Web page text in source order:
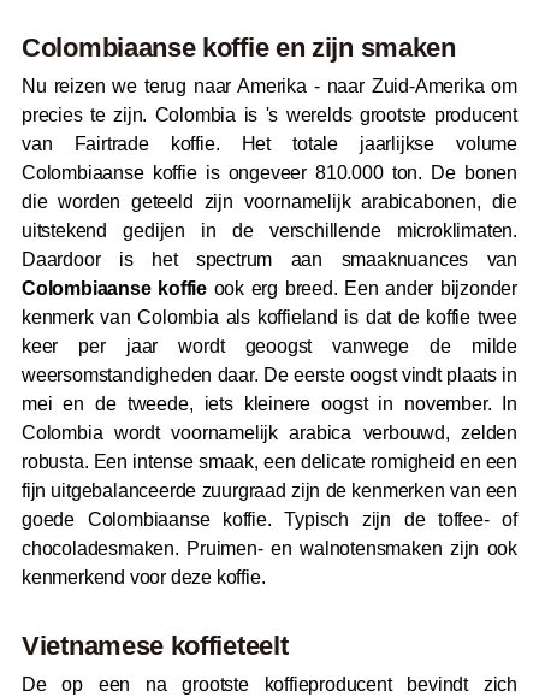
Colombiaanse koffie en zijn smaken
Nu reizen we terug naar Amerika - naar Zuid-Amerika om
precies te zijn. Colombia is 's werelds grootste producent
van Fairtrade koffie. Het totale jaarlijkse volume
Colombiaanse koffie is ongeveer 810.000 ton. De bonen
die worden geteeld zijn voornamelijk arabicabonen, die
uitstekend gedijen in de verschillende microklimaten.
Daardoor is het spectrum aan smaaknuances van
Colombiaanse koffie ook erg breed. Een ander bijzonder
kenmerk van Colombia als koffieland is dat de koffie twee
keer per jaar wordt geoogst vanwege de milde
weersomstandigheden daar. De eerste oogst vindt plaats in
mei en de tweede, iets kleinere oogst in november. In
Colombia wordt voornamelijk arabica verbouwd, zelden
robusta. Een intense smaak, een delicate romigheid en een
fijn uitgebalanceerde zuurgraad zijn de kenmerken van een
goede Colombiaanse koffie. Typisch zijn de toffee- of
chocoladesmaken. Pruimen- en walnotensmaken zijn ook
kenmerkend voor deze koffie.
Vietnamese koffieteelt
De op een na grootste koffieproducent bevindt zich